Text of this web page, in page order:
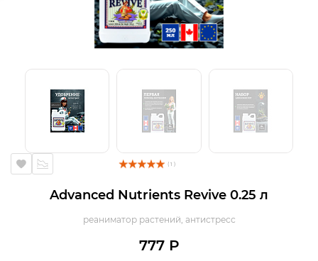
( 1 )
Advanced Nutrients Revive 0.25 л
реаниматор растений, антистресс
777 Р